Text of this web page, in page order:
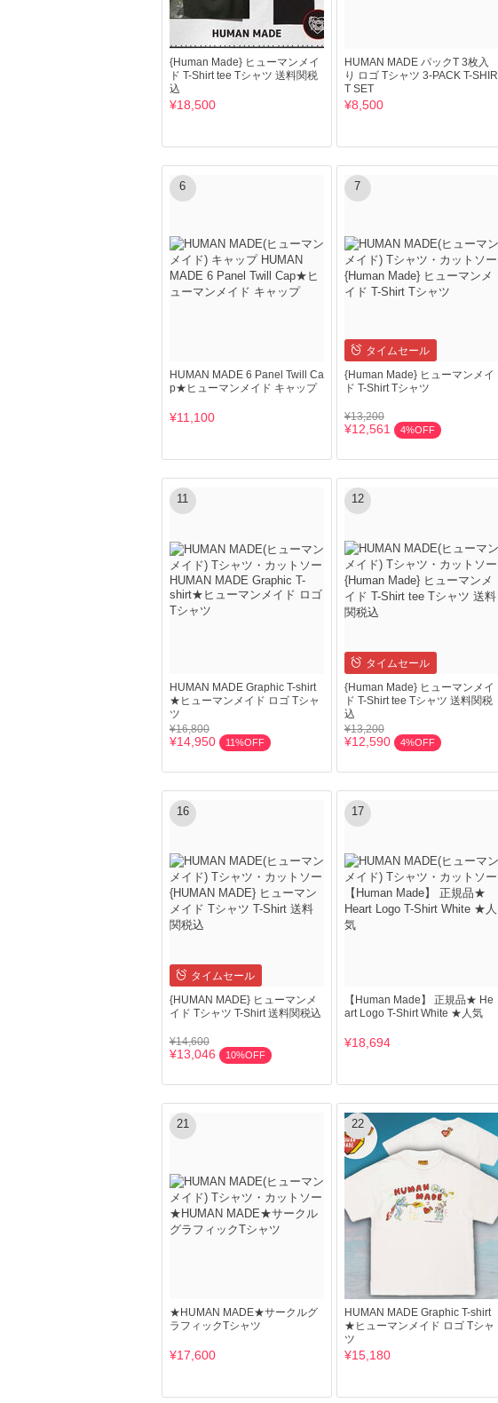
{Human Made} ヒューマンメイ
ド T-Shirt tee Tシャツ 送料関税
込
¥18,500
HUMAN MADE パックT 3枚入
り ロゴ Tシャツ 3-PACK T-SHIR
T SET
¥8,500
6
HUMAN MADE 6 Panel Twill Ca
p★ヒューマンメイド キャップ
¥11,100
7
タイムセール
{Human Made} ヒューマンメイ
ド T-Shirt Tシャツ
¥13,200
¥12,561 4%OFF
11
HUMAN MADE Graphic T-shirt
★ヒューマンメイド ロゴ Tシャ
ツ
¥16,800
¥14,950 11%OFF
12
タイムセール
{Human Made} ヒューマンメイ
ド T-Shirt tee Tシャツ 送料関税
込
¥13,200
¥12,590 4%OFF
16
タイムセール
{HUMAN MADE} ヒューマンメ
イド Tシャツ T-Shirt 送料関税込
¥14,600
¥13,046 10%OFF
17
【Human Made】 正規品★ He
art Logo T-Shirt White ★人気
¥18,694
21
★HUMAN MADE★サークルグ
ラフィックTシャツ
¥17,600
22
HUMAN MADE Graphic T-shirt
★ヒューマンメイド ロゴ Tシャ
ツ
¥15,180